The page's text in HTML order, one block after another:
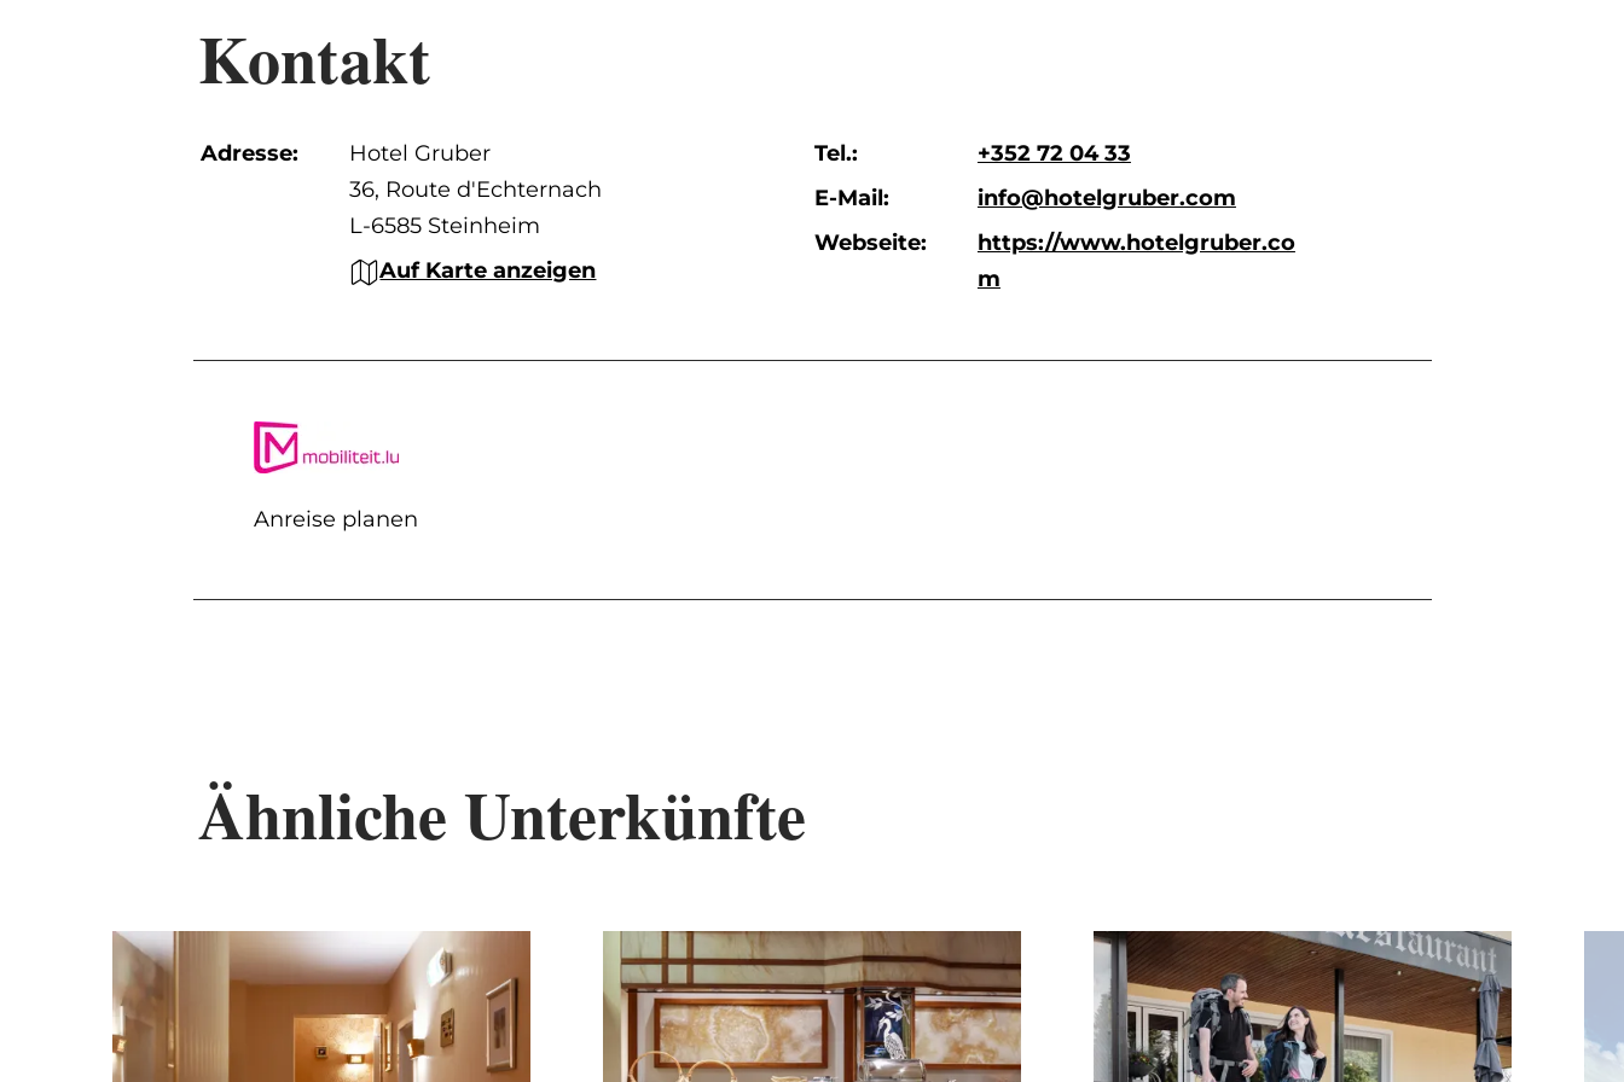
Kontakt
Adresse:
Hotel Gruber
36, Route d'Echternach
L-6585 Steinheim
Auf Karte anzeigen
Tel.:
+352 72 04 33
E-Mail:
info@hotelgruber.com
Webseite:
https://www.hotelgruber.co
m
Anreise planen
Ähnliche Unterkünfte
Details & Buchung